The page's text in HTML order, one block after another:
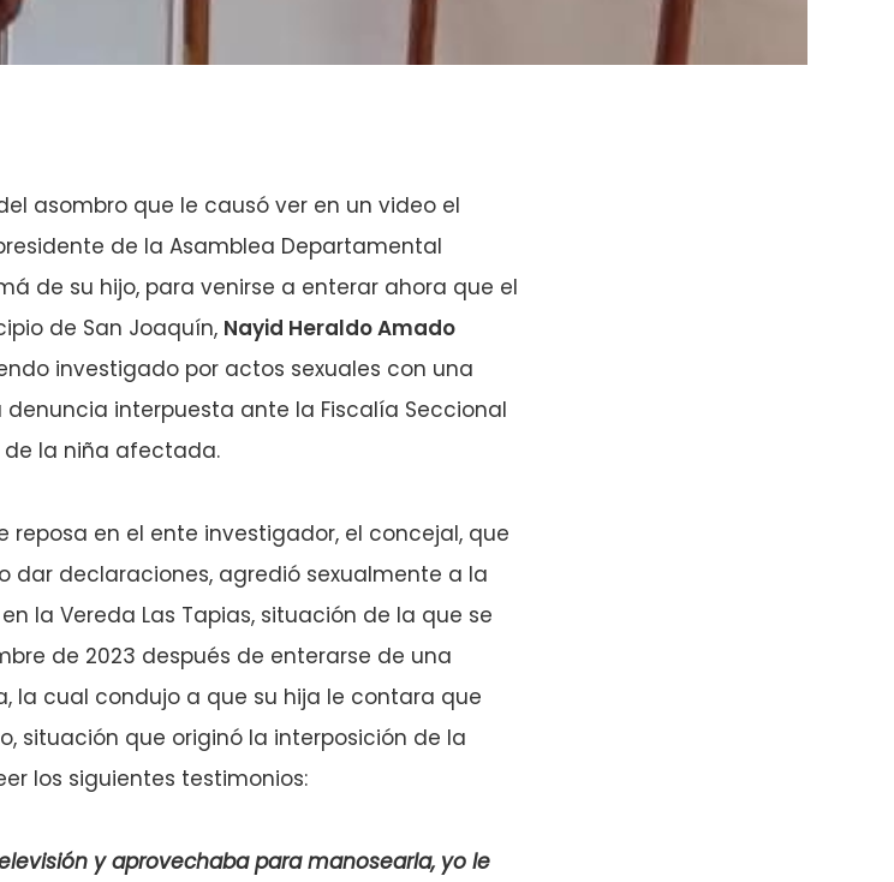
asombro que le causó ver en un video el
de la Asamblea Departamental
de su hijo, para venirse a enterar ahora que el
de San Joaquín, Nayid Heraldo Amado
investigado por actos sexuales con una
interpuesta ante la Fiscalía Seccional
la niña afectada.
en el ente investigador, el concejal, que
dar declaraciones, agredió sexualmente a la
la Vereda Las Tapias, situación de la que se
de 2023 después de enterarse de una
la cual condujo a que su hija le contara que
situación que originó la interposición de la
los siguientes testimonios:
y aprovechaba para manosearla, yo le